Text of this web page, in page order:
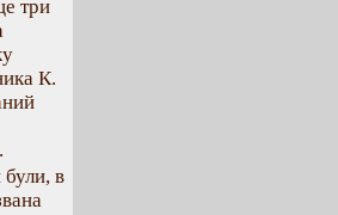
три
К.
в